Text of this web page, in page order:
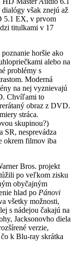
však znejú až
5.1 EX, v prvom
titulkami v 17
horšie ako
alebo na
problémy s
Moderná
na nej vyznievajú
Chvíľami to
obraz z DVD.
stráca.
skupinou?)
SR, nesprevádza
okrem filmov iba
Bros. projekt
po veľkom zisku
obyčajným
hlad po Pánovi
všetky možnosti,
s nádejou čakajú na
Jacksonovho diela
verzie,
k Blu-ray skrátka